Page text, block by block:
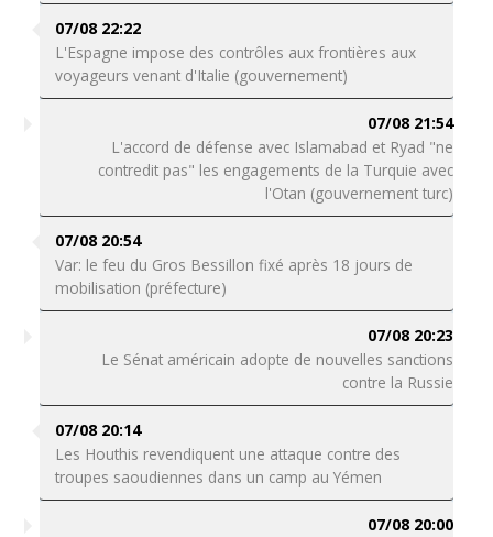
07/08 22:22
L'Espagne impose des contrôles aux frontières aux
voyageurs venant d'Italie (gouvernement)
07/08 21:54
L'accord de défense avec Islamabad et Ryad "ne
contredit pas" les engagements de la Turquie avec
l'Otan (gouvernement turc)
07/08 20:54
Var: le feu du Gros Bessillon fixé après 18 jours de
mobilisation (préfecture)
07/08 20:23
Le Sénat américain adopte de nouvelles sanctions
contre la Russie
07/08 20:14
Les Houthis revendiquent une attaque contre des
troupes saoudiennes dans un camp au Yémen
07/08 20:00